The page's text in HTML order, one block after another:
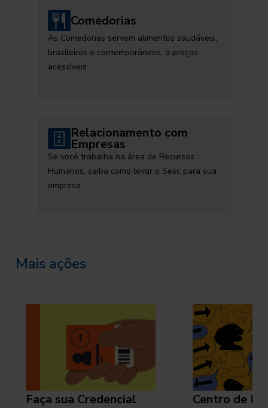
Comedorias
As Comedorias servem alimentos saudáveis,
brasileiros e contemporâneos, a preços
acessíveis
Relacionamento com
Empresas
Se você trabalha na área de Recursos
Humanos, saiba como levar o Sesc para sua
empresa
Mais ações
Faça sua Credencial
Centro de